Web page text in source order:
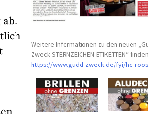
ab.
Weitere Informationen zu den neuen
Zweck-STERNZEICHEN-ETIKETTEN“
https://www.gudd-zweck.de/fyi/ho-